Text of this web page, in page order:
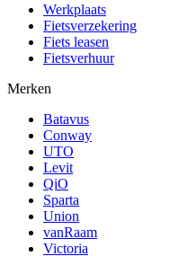
Werkplaats
Fietsverzekering
Fiets leasen
Fietsverhuur
Merken
Batavus
Conway
UTO
Levit
QiO
Sparta
Union
vanRaam
Victoria